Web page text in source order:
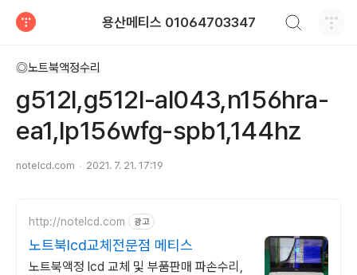
용산메티스 01064703347
◎노트북액정수리
g512l,g512l-al043,n156hra-
ea1,lp156wfg-spb1,144hz
notelcd.com 2021. 7. 21. 17:19
http://notelcd.com 광고
노트북lcd교체전문점 메티스
노트북액정 lcd 교체 및 부품판매 파손수리,